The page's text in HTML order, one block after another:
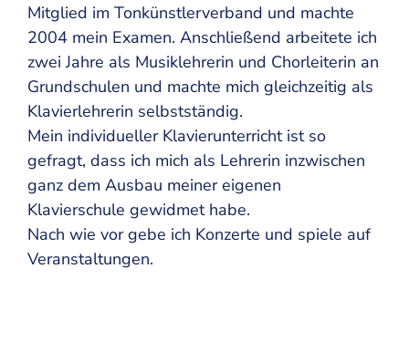
Mitglied im Tonkünstlerverband und machte
2004 mein Examen. Anschließend arbeitete ich
zwei Jahre als Musiklehrerin und Chorleiterin an
Grundschulen und machte mich gleichzeitig als
Klavierlehrerin selbstständig.
Mein individueller Klavierunterricht ist so
gefragt, dass ich mich als Lehrerin inzwischen
ganz dem Ausbau meiner eigenen
Klavierschule gewidmet habe.
Nach wie vor gebe ich Konzerte und spiele auf
Veranstaltungen.